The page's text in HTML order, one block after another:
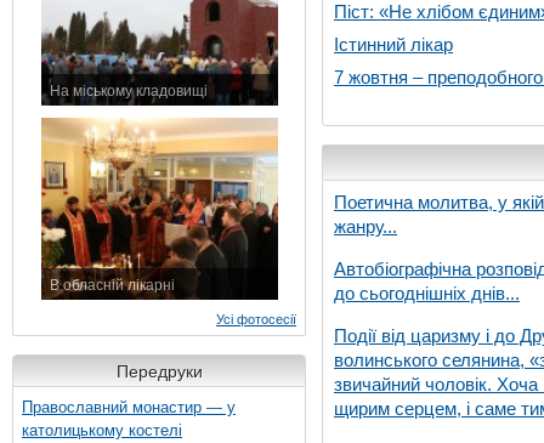
На міському кладовищі
В обласній лікарні
Усі фотосесії
Передруки
Православний монастир — у
католицькому костелі
Піст: «Не хлібом
Істинний лікар
7 жовтня –
Поетична молитва, у
жанру...
Автобіографічна
до сьогоднішніх днів...
Події від царизму і до
волинського селянина,
звичайний чоловік. Хоча
щирим серцем, і саме